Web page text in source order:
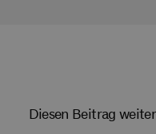
Diesen Beitrag